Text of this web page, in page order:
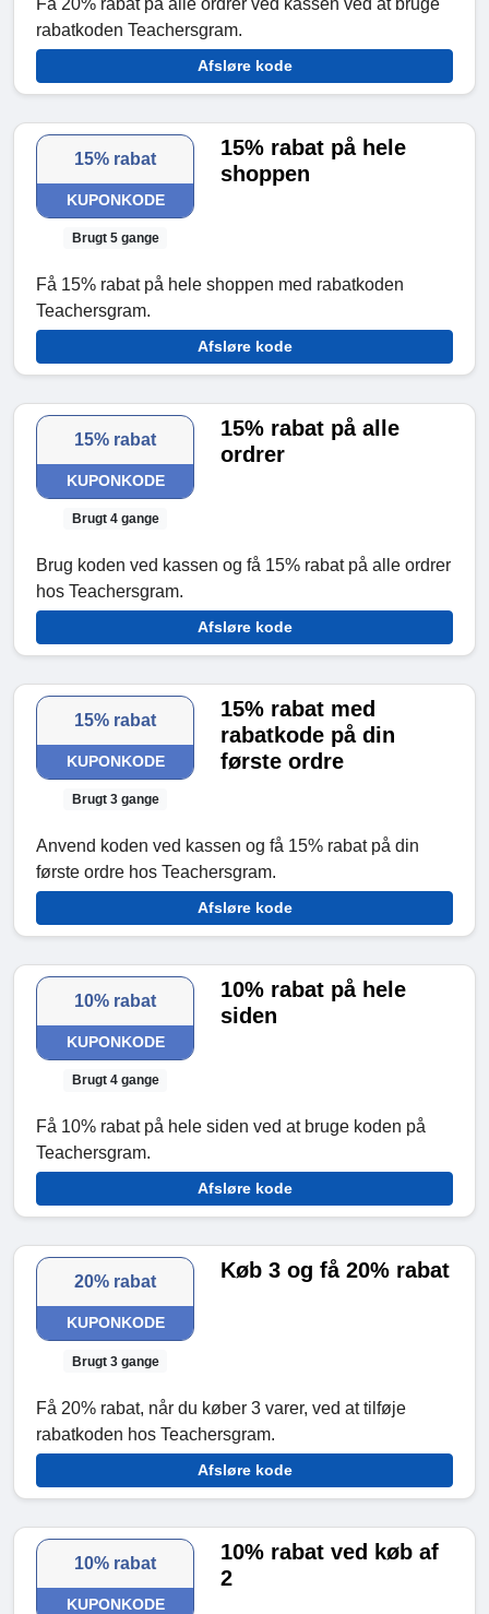
rabatkoden Teachersgram.
Afsløre kode
15% rabat
KUPONKODE
Brugt 5 gange
15% rabat på hele
shoppen
Få 15% rabat på hele shoppen med rabatkoden
Teachersgram.
Afsløre kode
15% rabat
KUPONKODE
Brugt 4 gange
15% rabat på alle
ordrer
Brug koden ved kassen og få 15% rabat på alle ordrer
hos Teachersgram.
Afsløre kode
15% rabat
KUPONKODE
Brugt 3 gange
15% rabat med
rabatkode på din
første ordre
Anvend koden ved kassen og få 15% rabat på din
første ordre hos Teachersgram.
Afsløre kode
10% rabat
KUPONKODE
Brugt 4 gange
10% rabat på hele
siden
Få 10% rabat på hele siden ved at bruge koden på
Teachersgram.
Afsløre kode
20% rabat
KUPONKODE
Brugt 3 gange
Køb 3 og få 20% rabat
Få 20% rabat, når du køber 3 varer, ved at tilføje
rabatkoden hos Teachersgram.
Afsløre kode
10% rabat
KUPONKODE
10% rabat ved køb af
2